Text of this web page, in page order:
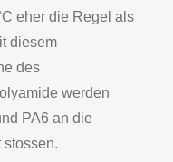
eher die Regel als
diesem
des
werden
PA6 an die
stossen.